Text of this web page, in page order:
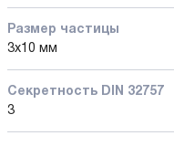
Размер частицы
3x10 мм
Секретность DIN 32757
3